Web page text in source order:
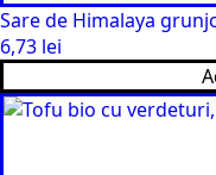
Sare de Himalaya
6,73 lei